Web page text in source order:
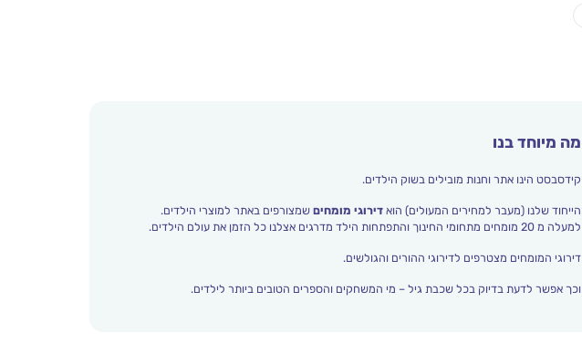
מה מיוחד בנו
קידסבסט הינו אתר וחנות מובילים בשוק הילדים.
הייחוד שלנו (מעבר למחירים המעולים) הוא דירוגי מומחיםשמצורפים באתר למוצרי הילדים.
למעלה מ 20 מומחים מתחומי החינוך והתפתחות הילד מדרגים אצלנו כל הזמן את עולם הילדים.
דירוגי המומחים מצטרפים לדירוגי ההורים והגולשים.
וכך אפשר לדעת בדיוק בכל שכבת גיל – מי המשחקים והספרים הטובים ביותר לילדים.